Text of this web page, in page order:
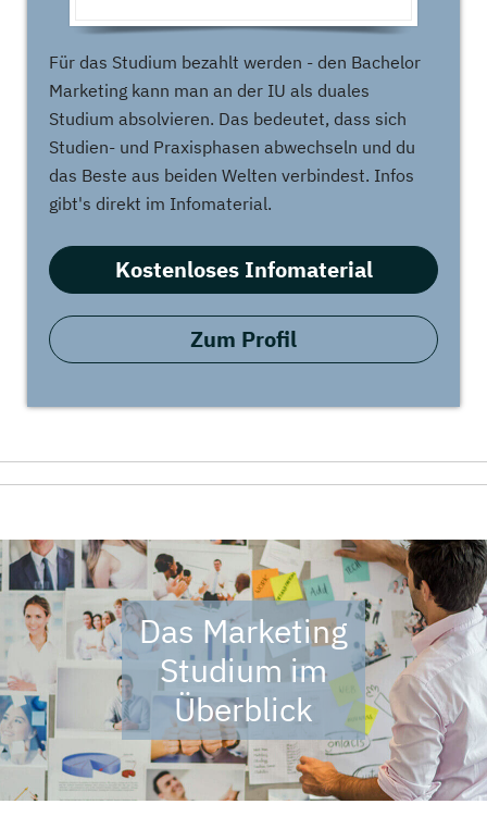
Für das Studium bezahlt werden - den Bachelor
Marketing kann man an der IU als duales
Studium absolvieren. Das bedeutet, dass sich
Studien- und Praxisphasen abwechseln und du
das Beste aus beiden Welten verbindest. Infos
gibt's direkt im Infomaterial.
Kostenloses Infomaterial
Zum Profil
Das Marketing
Studium im
Überblick